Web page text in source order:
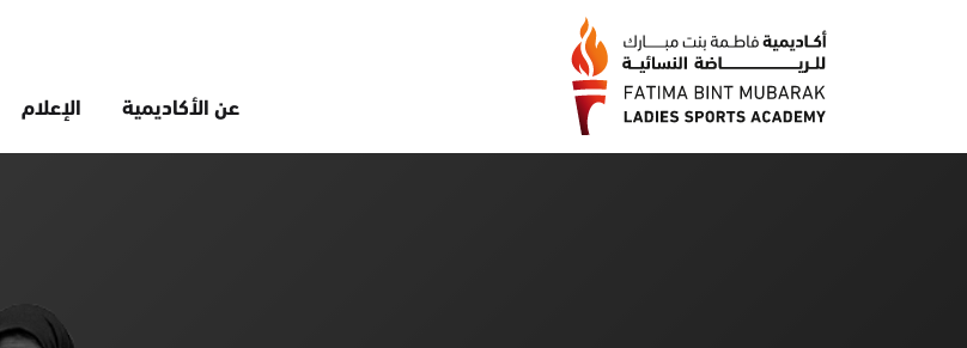
عن الأكاديمية الإعلام